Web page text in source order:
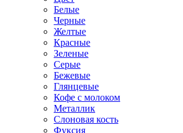
Белые
Черные
Желтые
Красные
Зеленые
Серые
Бежевые
Глянцевые
Кофе с молоком
Металлик
Слоновая кость
Фуксия